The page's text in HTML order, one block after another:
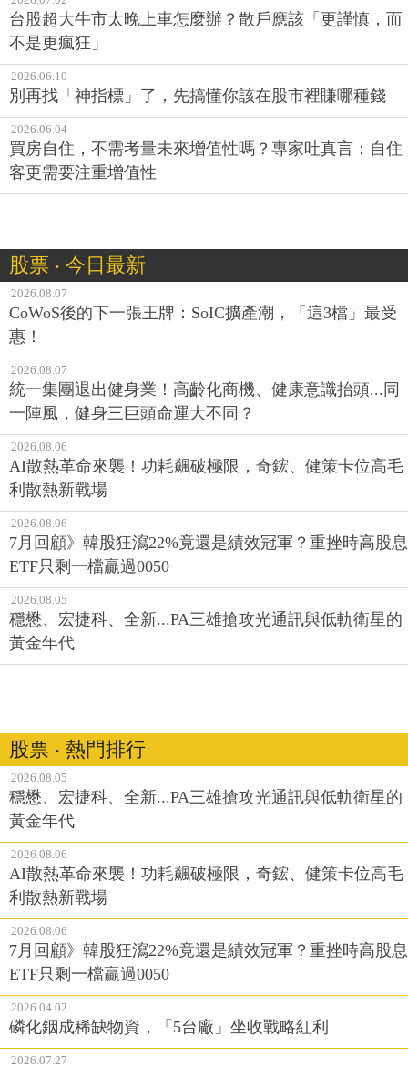
台股超大牛市太晚上車怎麼辦？散戶應該「更謹慎，而
不是更瘋狂」
2026.06.10
別再找「神指標」了，先搞懂你該在股市裡賺哪種錢
2026.06.04
買房自住，不需考量未來增值性嗎？專家吐真言：自住
客更需要注重增值性
股票 ‧ 今日最新
2026.08.07
CoWoS後的下一張王牌：SoIC擴產潮，「這3檔」最受
惠！
2026.08.07
統一集團退出健身業！高齡化商機、健康意識抬頭...同
一陣風，健身三巨頭命運大不同？
2026.08.06
AI散熱革命來襲！功耗飆破極限，奇鋐、健策卡位高毛
利散熱新戰場
2026.08.06
7月回顧》韓股狂瀉22%竟還是績效冠軍？重挫時高股息
ETF只剩一檔贏過0050
2026.08.05
穩懋、宏捷科、全新...PA三雄搶攻光通訊與低軌衛星的
黃金年代
股票 ‧ 熱門排行
2026.08.05
穩懋、宏捷科、全新...PA三雄搶攻光通訊與低軌衛星的
黃金年代
2026.08.06
AI散熱革命來襲！功耗飆破極限，奇鋐、健策卡位高毛
利散熱新戰場
2026.08.06
7月回顧》韓股狂瀉22%竟還是績效冠軍？重挫時高股息
ETF只剩一檔贏過0050
2026.04.02
磷化銦成稀缺物資，「5台廠」坐收戰略紅利
2026.07.27